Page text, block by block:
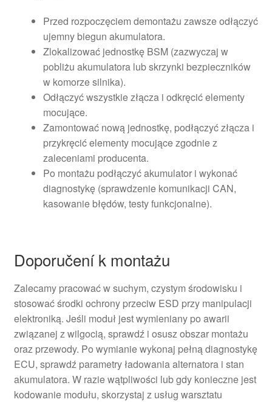
Przed rozpoczęciem demontażu zawsze odłączyć
ujemny biegun akumulatora.
Zlokalizować jednostkę BSM (zazwyczaj w
pobliżu akumulatora lub skrzynki bezpieczników
w komorze silnika).
Odłączyć wszystkie złącza i odkręcić elementy
mocujące.
Zamontować nową jednostkę, podłączyć złącza i
przykręcić elementy mocujące zgodnie z
zaleceniami producenta.
Po montażu podłączyć akumulator i wykonać
diagnostykę (sprawdzenie komunikacji CAN,
kasowanie błędów, testy funkcjonalne).
Doporučení k montażu
Zalecamy pracować w suchym, czystym środowisku i
stosować środki ochrony przeciw ESD przy manipulacji
elektroniką. Jeśli moduł jest wymieniany po awarii
związanej z wilgocią, sprawdź i osusz obszar montażu
oraz przewody. Po wymianie wykonaj pełną diagnostykę
ECU, sprawdź parametry ładowania alternatora i stan
akumulatora. W razie wątpliwości lub gdy konieczne jest
kodowanie modułu, skorzystaj z usług warsztatu